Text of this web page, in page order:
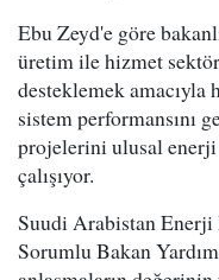
Ebu Zeyd'e göre
üretim ile hizmet
desteklemek amacıyla
sistem performansını
projelerini ulusal
çalışıyor.
Suudi Arabistan Enerji
Sorumlu Bakan